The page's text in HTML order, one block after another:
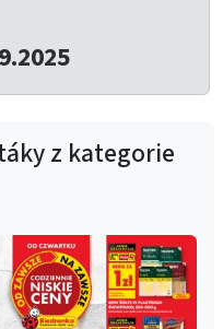
z kategorie